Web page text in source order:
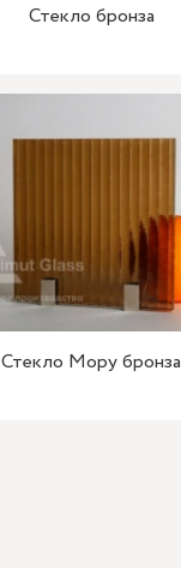
Стекло бронза
Стекло Мору бронза